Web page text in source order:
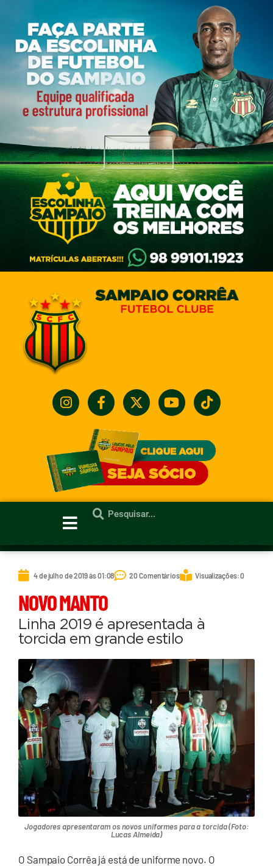
4 de julho de 2019 às 01:08 20 Comentários Visualizações: 0
NOVO MANTO
Linha 2019 é apresentada à
torcida em grande estilo
Jogadores apresentaram os novos uniformes para a torcida (Foto:
Lucas Almeida)
O Sampaio Corrêa já está de uniforme novo. O